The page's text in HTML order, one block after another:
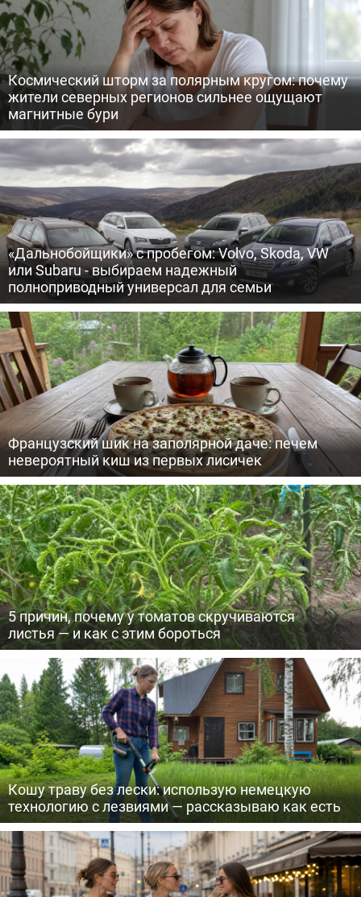
Космический шторм за полярным кругом: почему
жители северных регионов сильнее ощущают
магнитные бури
«Дальнобойщики» с пробегом: Volvo, Skoda, VW
или Subaru - выбираем надежный
полноприводный универсал для семьи
Французский шик на заполярной даче: печем
невероятный киш из первых лисичек
5 причин, почему у томатов скручиваются
листья — и как с этим бороться
Кошу траву без лески: использую немецкую
технологию с лезвиями — рассказываю как есть